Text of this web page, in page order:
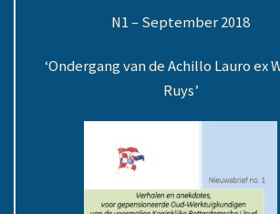
N1 – September 2018
‘Ondergang van de Achillo Lauro ex
Ruys’